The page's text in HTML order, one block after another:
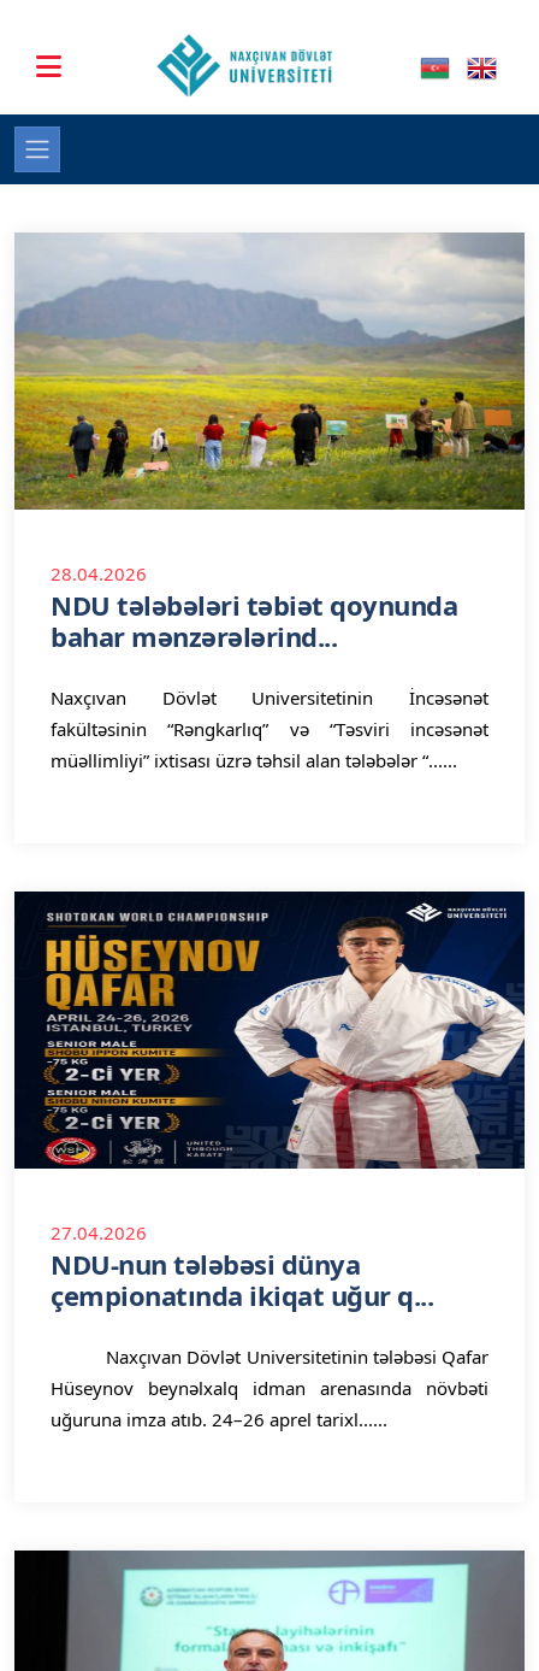
28.04.2026
NDU tələbələri təbiət qoynunda
bahar mənzərələrind...
Naxçıvan Dövlət Universitetinin İncəsənət
fakültəsinin “Rəngkarlıq” və “Təsviri incəsənət
müəllimliyi” ixtisası üzrə təhsil alan tələbələr “......
27.04.2026
NDU-nun tələbəsi dünya
çempionatında ikiqat uğur q...
Naxçıvan Dövlət Universitetinin tələbəsi Qafar
Hüseynov beynəlxalq idman arenasında növbəti
uğuruna imza atıb. 24–26 aprel tarixl......